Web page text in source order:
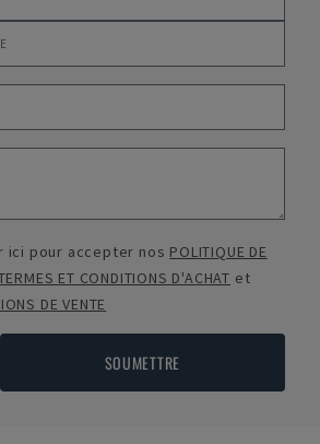
ici pour accepter nos POLITIQUE DE
ET CONDITIONS D'ACHAT et
DE VENTE
SOUMETTRE